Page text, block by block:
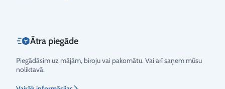
Ātra piegāde
Piegādāsim uz mājām, biroju vai pakomātu. Vai arī saņem mūsu
noliktavā.